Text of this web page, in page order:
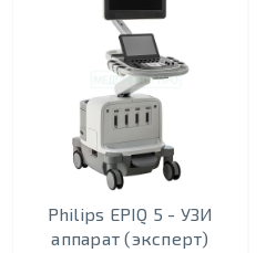
Philips EPIQ 5 - УЗИ
аппарат (эксперт)